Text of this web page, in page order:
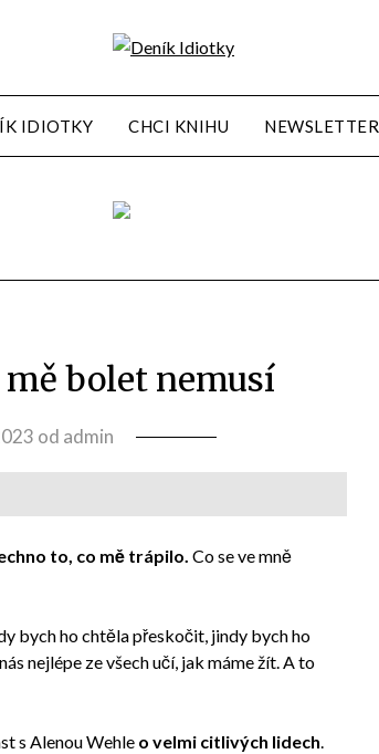
IDIOTKY CHCI KNIHU NEWSLETTER
mě bolet nemusí
od admin
to, co mě trápilo. Co se ve mně
bych ho chtěla přeskočit, jindy bych ho
nejlépe ze všech učí, jak máme žít. A to
s Alenou Wehle o velmi citlivých lidech.